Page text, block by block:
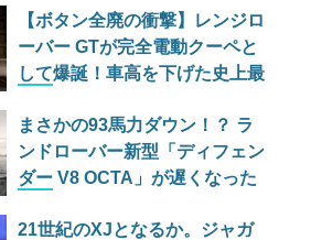
ズムへ
【ボタン全廃の衝撃】レンジロ
ーバー GTが完全電動クーペと
して爆誕！車高を下げた史上最
まさかの93馬力ダウン！？ ラ
ンドローバー新型「ディフェン
ダー V8 OCTA」が遅くなった
21世紀のXJとなるか。ジャガ